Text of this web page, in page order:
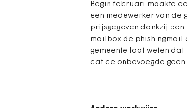
Begin februari maakte
een medewerker van de
prijsgegeven dankzij
mailbox de phishingmail
gemeente laat weten dat
dat de onbevoegde geen